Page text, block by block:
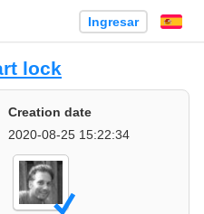
Ingresar
lock
Creation date
2020-08-25 15:22:34